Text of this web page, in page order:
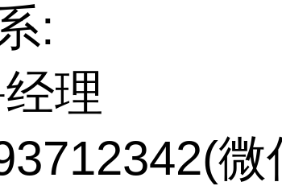
:
理
微